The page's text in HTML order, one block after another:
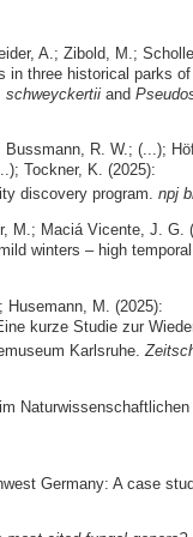
A.; Zibold, M.;
in three historical parks
schweyckertiiand
R. W.; (...);
Tockner, K. (2025):
discovery program. npj
M.; Maciá Vicente, J. G.
winters – high
M. (2025):
kurze Studie zur
Karlsruhe.
Germany: A case